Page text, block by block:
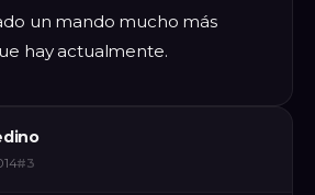
un mando mucho más
hay actualmente.
#3